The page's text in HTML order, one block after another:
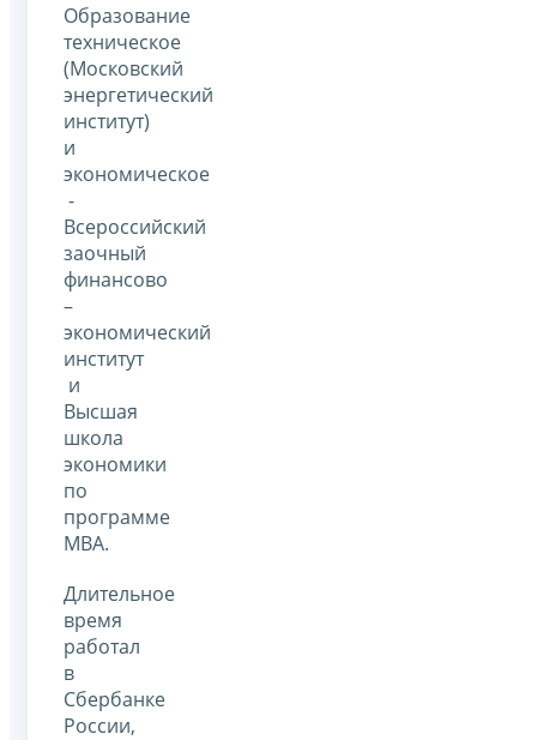
Образование
техническое
(Московский
энергетический
институт)
и
экономическое
-
Всероссийский
заочный
финансово
–
экономический
институт
и
Высшая
школа
экономики
по
программе
МВА.
Длительное
время
работал
в
Сбербанке
России,